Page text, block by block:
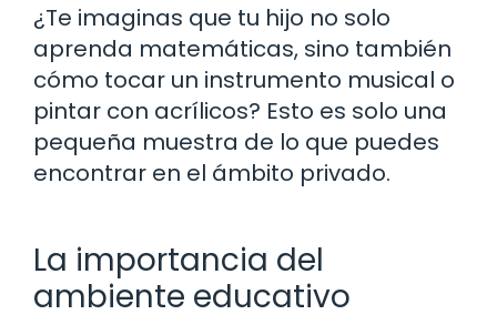
¿Te imaginas que tu hijo no solo
aprenda matemáticas, sino también
cómo tocar un instrumento musical o
pintar con acrílicos? Esto es solo una
pequeña muestra de lo que puedes
encontrar en el ámbito privado.
La importancia del
ambiente educativo